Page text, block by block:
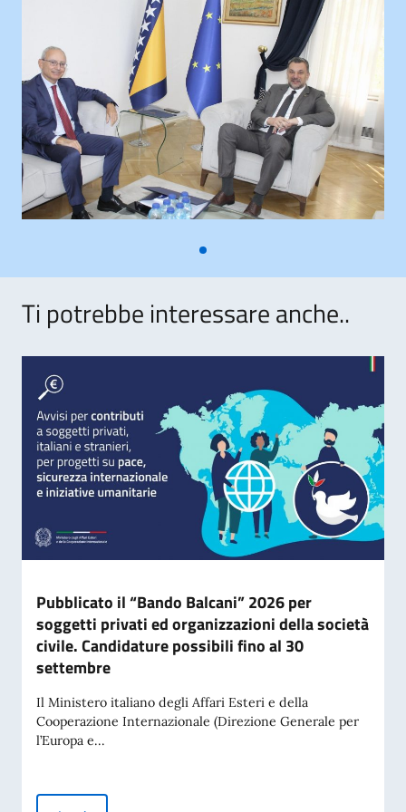
Ti potrebbe interessare anche..
Pubblicato il “Bando Balcani” 2026 per
soggetti privati ed organizzazioni della società
civile. Candidature possibili fino al 30
settembre
Il Ministero italiano degli Affari Esteri e della
Cooperazione Internazionale (Direzione Generale per
l’Europa e...